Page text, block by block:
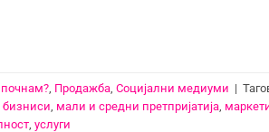
Продажба ,Социјални медиуми |
мали и средни претпријатија
,услуги